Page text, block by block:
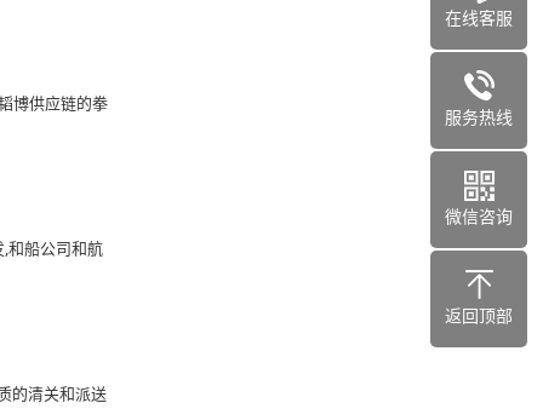
博供应链的拳
和船公司和航
的清关和派送
在线客服
服务热线
微信咨询
返回顶部